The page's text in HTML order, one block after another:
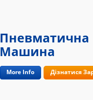
Машина
More Info Дізнатися